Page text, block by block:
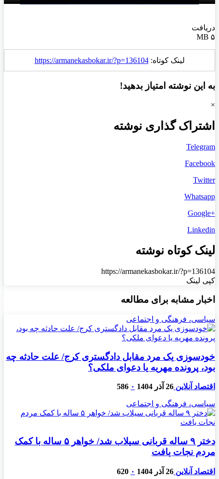
دریافت
۵ MB
لینک کوتاه:https://armanekasbokar.ir/?p=136104
به این نوشته امتیاز بدهید!
×
اشتراک گذاری نوشته
Telegram
Facebook
Twitter
Whatsapp
+Google
Linkedin
لینک کوتاه نوشته
https://armanekasbokar.ir/?p=136104
کپی لینک
اخبار مشابه برای مطالعه
سیاسی، فرهنگی و اجتماعی
خودسوزی یک مرد مقابل دادگستری کرج/ علت حادثه چه
بود، پرونده مهریه‌ یا دعوای ملکی؟
اقتصاد آنلاین 26 آذر 1404 ۰ 586
سیاسی، فرهنگی و اجتماعی
دختر ۹ ساله قربانی سیلاب شد/ خواهر ۵ ساله با کمک
مردم نجات یافت
اقتصاد آنلاین 26 آذر 1404 ۰ 620